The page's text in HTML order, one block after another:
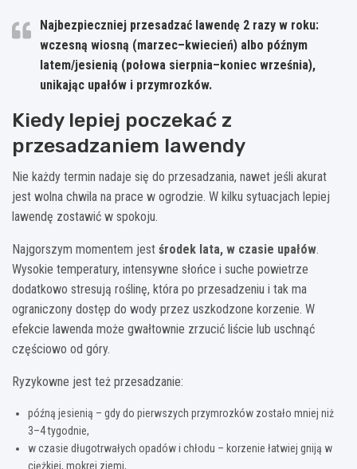
Najbezpieczniej przesadzać lawendę 2 razy w roku:
wczesną wiosną (marzec–kwiecień) albo późnym
latem/jesienią (połowa sierpnia–koniec września),
unikając upałów i przymrozków.
Kiedy lepiej poczekać z
przesadzaniem lawendy
Nie każdy termin nadaje się do przesadzania, nawet jeśli akurat
jest wolna chwila na prace w ogrodzie. W kilku sytuacjach lepiej
lawendę zostawić w spokoju.
Najgorszym momentem jest środek lata, w czasie upałów.
Wysokie temperatury, intensywne słońce i suche powietrze
dodatkowo stresują roślinę, która po przesadzeniu i tak ma
ograniczony dostęp do wody przez uszkodzone korzenie. W
efekcie lawenda może gwałtownie zrzucić liście lub uschnąć
częściowo od góry.
Ryzykowne jest też przesadzanie:
późną jesienią – gdy do pierwszych przymrozków zostało mniej niż
3–4 tygodnie,
w czasie długotrwałych opadów i chłodu – korzenie łatwiej gniją w
ciężkiej, mokrej ziemi,